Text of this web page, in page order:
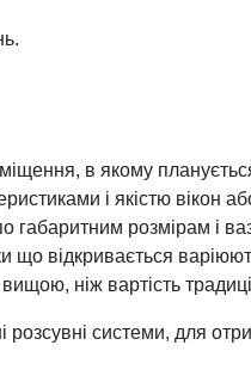
в якому
і якістю вікон
розмірам і
відкривається
ніж вартість
системи, для